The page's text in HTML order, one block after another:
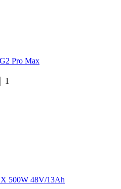
Pro Max
1
500W 48V/13Ah